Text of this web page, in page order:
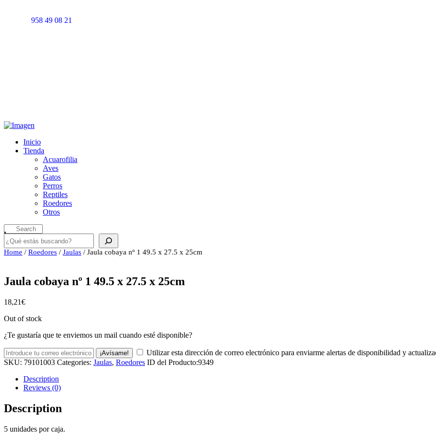
958 49 08 21
Inicio
Tienda
Acuarofilia
Aves
Gatos
Perros
Reptiles
Roedores
Otros
Buscar
Home / Roedores / Jaulas / Jaula cobaya nº 1 49.5 x 27.5 x 25cm
Jaula cobaya nº 1 49.5 x 27.5 x 25cm
18,21€
Out of stock
¿Te gustaría que te enviemos un mail cuando esté disponible?
¡Avísame!
Utilizar esta dirección de correo electrónico para enviarme alertas de disponibilidad y
SKU: 79101003 Categories: Jaulas, Roedores ID del Producto:9349
Description
Reviews (0)
Description
5 unidades por caja.